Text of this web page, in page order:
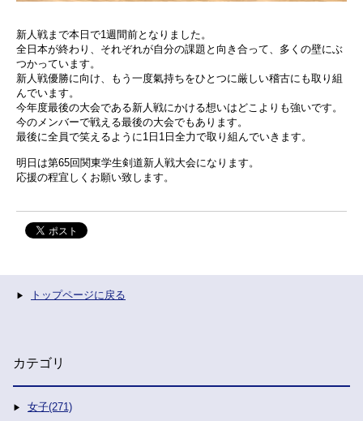
新人戦まで本日で1週間前となりました。
全日本が終わり、それぞれが自分の課題と向き合って、多くの壁にぶ
つかっています。
新人戦優勝に向け、もう一度氣持ちをひとつに厳しい稽古にも取り組
んでいます。
今年度最後の大会である新人戦にかける想いはどこよりも強いです。
今のメンバーで戦える最後の大会でもあります。
最後に全員で笑えるように1日1日全力で取り組んでいきます。
明日は第65回関東学生剣道新人戦大会になります。
応援の程宜しくお願い致します。
トップページに戻る
カテゴリ
女子(271)